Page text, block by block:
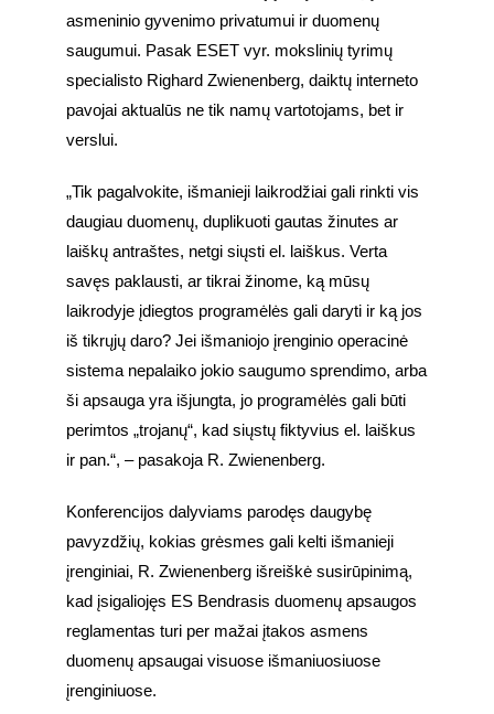
asmeninio gyvenimo privatumui ir duomenų
saugumui. Pasak ESET vyr. mokslinių tyrimų
specialisto Righard Zwienenberg, daiktų interneto
pavojai aktualūs ne tik namų vartotojams, bet ir
verslui.
„Tik pagalvokite, išmanieji laikrodžiai gali rinkti vis
daugiau duomenų, duplikuoti gautas žinutes ar
laiškų antraštes, netgi siųsti el. laiškus. Verta
savęs paklausti, ar tikrai žinome, ką mūsų
laikrodyje įdiegtos programėlės gali daryti ir ką jos
iš tikrųjų daro? Jei išmaniojo įrenginio operacinė
sistema nepalaiko jokio saugumo sprendimo, arba
ši apsauga yra išjungta, jo programėlės gali būti
perimtos „trojanų“, kad siųstų fiktyvius el. laiškus
ir pan.“, – pasakoja R. Zwienenberg.
Konferencijos dalyviams parodęs daugybę
pavyzdžių, kokias grėsmes gali kelti išmanieji
įrenginiai, R. Zwienenberg išreiškė susirūpinimą,
kad įsigaliojęs ES Bendrasis duomenų apsaugos
reglamentas turi per mažai įtakos asmens
duomenų apsaugai visuose išmaniuosiuose
įrenginiuose.